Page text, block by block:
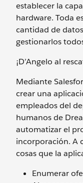
establecer la
hardware. Toda
cantidad de
gestionarlos
¡D’Angelo al
Mediante
crear una
empleados del
humanos de
automatizar el
incorporación. A
cosas que la
Enumerar